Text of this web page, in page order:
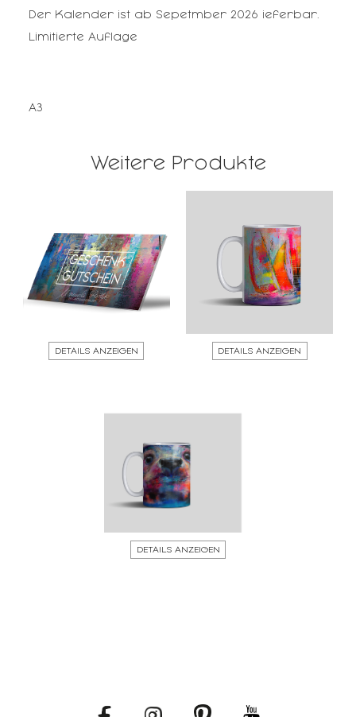
Der Kalender ist ab Sepetmber 2026 ieferbar.
Limitierte Auflage
A3
Weitere Produkte
DETAILS ANZEIGEN DETAILS ANZEIGEN
DETAILS ANZEIGEN